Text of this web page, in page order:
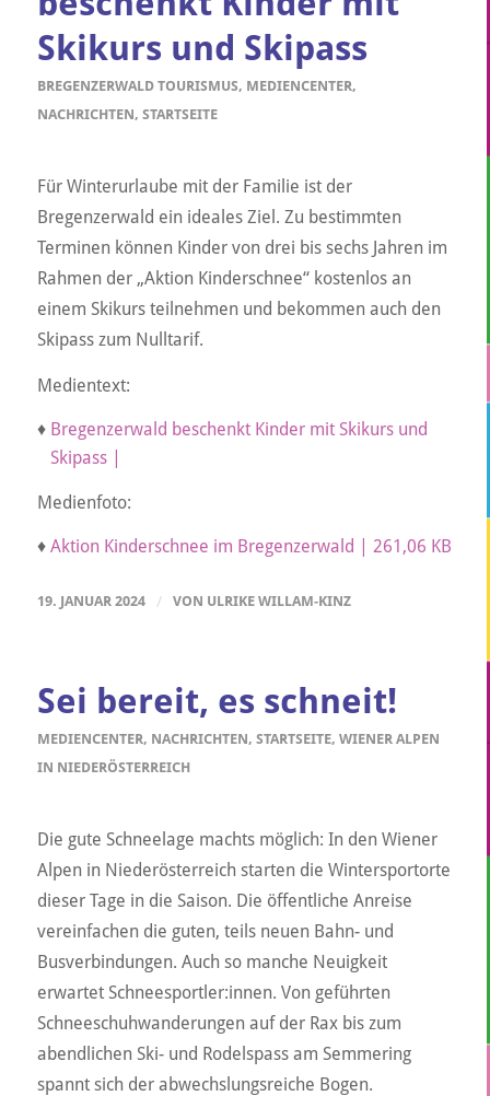
Skikurs und Skipass
BREGENZERWALD TOURISMUS, MEDIENCENTER,
NACHRICHTEN, STARTSEITE
Für Winterurlaube mit der Familie ist der
Bregenzerwald ein ideales Ziel. Zu bestimmten
Terminen können Kinder von drei bis sechs Jahren im
Rahmen der „Aktion Kinderschnee“ kostenlos an
einem Skikurs teilnehmen und bekommen auch den
Skipass zum Nulltarif.
Medientext:
♦ Bregenzerwald beschenkt Kinder mit Skikurs und
Skipass |
Medienfoto:
♦ Aktion Kinderschnee im Bregenzerwald | 261,06 KB
19. JANUAR 2024 / VON ULRIKE WILLAM-KINZ
Sei bereit, es schneit!
MEDIENCENTER, NACHRICHTEN, STARTSEITE, WIENER ALPEN
IN NIEDERÖSTERREICH
Die gute Schneelage machts möglich: In den Wiener
Alpen in Niederösterreich starten die Wintersportorte
dieser Tage in die Saison. Die öffentliche Anreise
vereinfachen die guten, teils neuen Bahn- und
Busverbindungen. Auch so manche Neuigkeit
erwartet Schneesportler:innen. Von geführten
Schneeschuhwanderungen auf der Rax bis zum
abendlichen Ski- und Rodelspass am Semmering
spannt sich der abwechslungsreiche Bogen.